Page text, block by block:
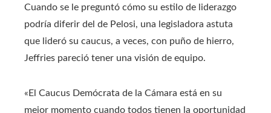
Cuando se le preguntó cómo su estilo de liderazgo
podría diferir del de Pelosi, una legisladora astuta
que lideró su caucus, a veces, con puño de hierro,
Jeffries pareció tener una visión de equipo.
«El Caucus Demócrata de la Cámara está en su
mejor momento cuando todos tienen la oportunidad